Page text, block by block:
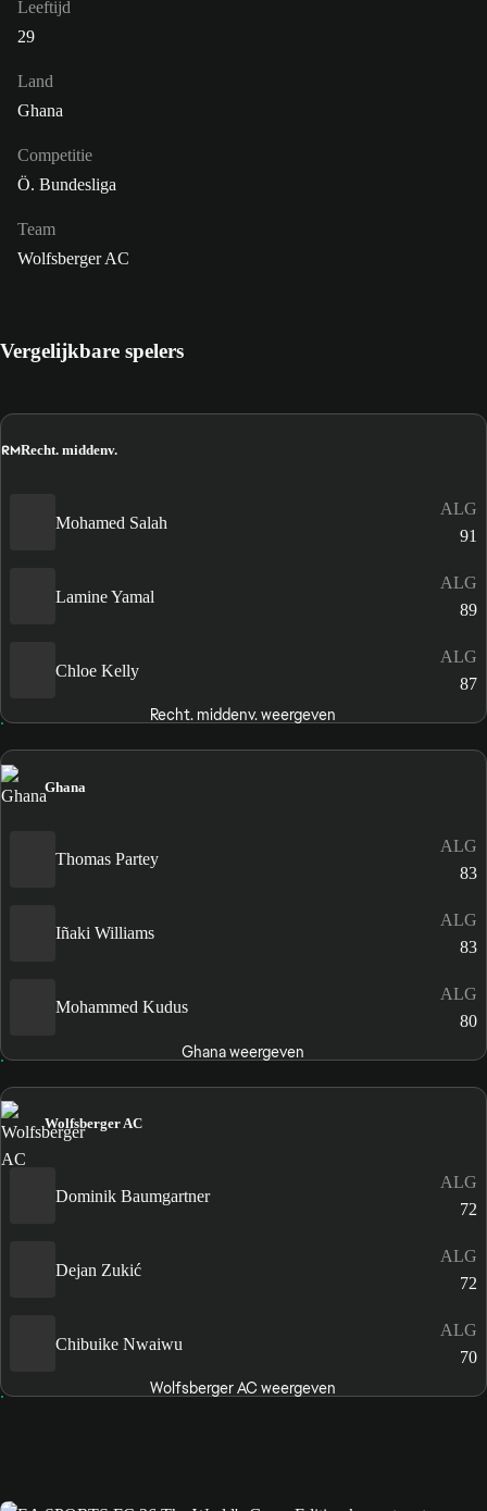
Leeftijd
29
Land
Ghana
Competitie
Ö. Bundesliga
Team
Wolfsberger AC
Vergelijkbare spelers
RMRecht. middenv.
Mohamed Salah
ALG
91
Lamine Yamal
ALG
89
Chloe Kelly
ALG
87
Recht. middenv. weergeven
Ghana
Thomas Partey
ALG
83
Iñaki Williams
ALG
83
Mohammed Kudus
ALG
80
Ghana weergeven
Wolfsberger AC
Dominik Baumgartner
ALG
72
Dejan Zukić
ALG
72
Chibuike Nwaiwu
ALG
70
Wolfsberger AC weergeven